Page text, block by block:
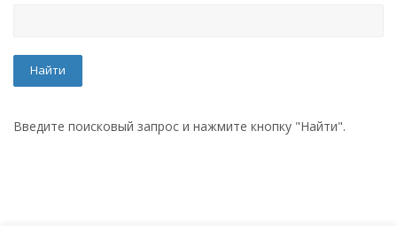
Введите поисковый запрос и нажмите кнопку "Найти".